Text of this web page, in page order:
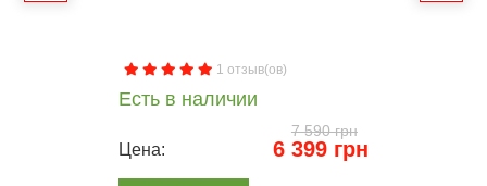
1 отзыв(ов)
Есть в наличии
7 590 грн
Цена: 6 399 грн